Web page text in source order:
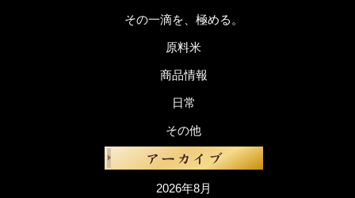
その一滴を、極める。
原料米
商品情報
日常
その他
2026年8月